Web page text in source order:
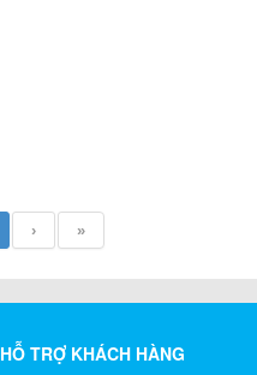
› »
HỖ TRỢ KHÁCH HÀNG